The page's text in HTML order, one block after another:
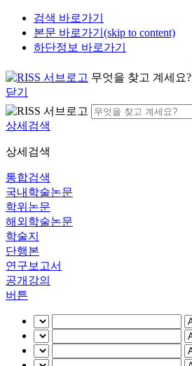
검색 바로가기
본문 바로가기(skip to content)
하단정보 바로가기
무엇을 찾고 계세요?
닫기
상세검색
상세검색
통합검색
국내학술논문
학위논문
해외학술논문
학술지
단행본
연구보고서
공개강의
버튼